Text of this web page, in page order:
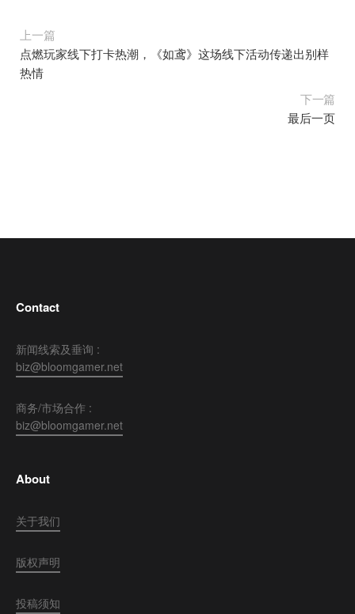
上一篇
点燃玩家线下打卡热潮，《如鸢》这场线下活动传递出别样
热情
下一篇
最后一页
Contact
新闻线索及垂询 :
biz@bloomgamer.net
商务/市场合作 :
biz@bloomgamer.net
About
关于我们
版权声明
投稿须知